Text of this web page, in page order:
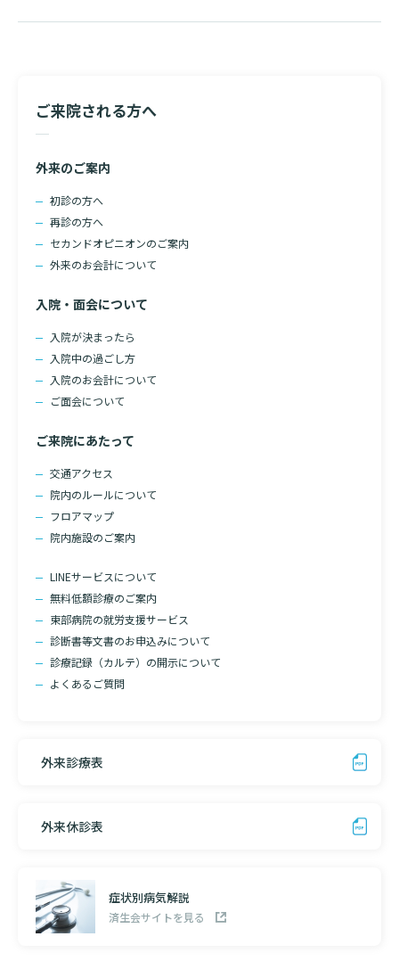
ご来院される方へ
外来のご案内
初診の方へ
再診の方へ
セカンドオピニオンのご案内
外来のお会計について
入院・面会について
入院が決まったら
入院中の過ごし方
入院のお会計について
ご面会について
ご来院にあたって
交通アクセス
院内のルールについて
フロアマップ
院内施設のご案内
LINEサービスについて
無料低額診療のご案内
東部病院の就労支援サービス
診断書等文書のお申込みについて
診療記録（カルテ）の開示について
よくあるご質問
外来診療表
外来休診表
症状別病気解説
済生会サイトを見る